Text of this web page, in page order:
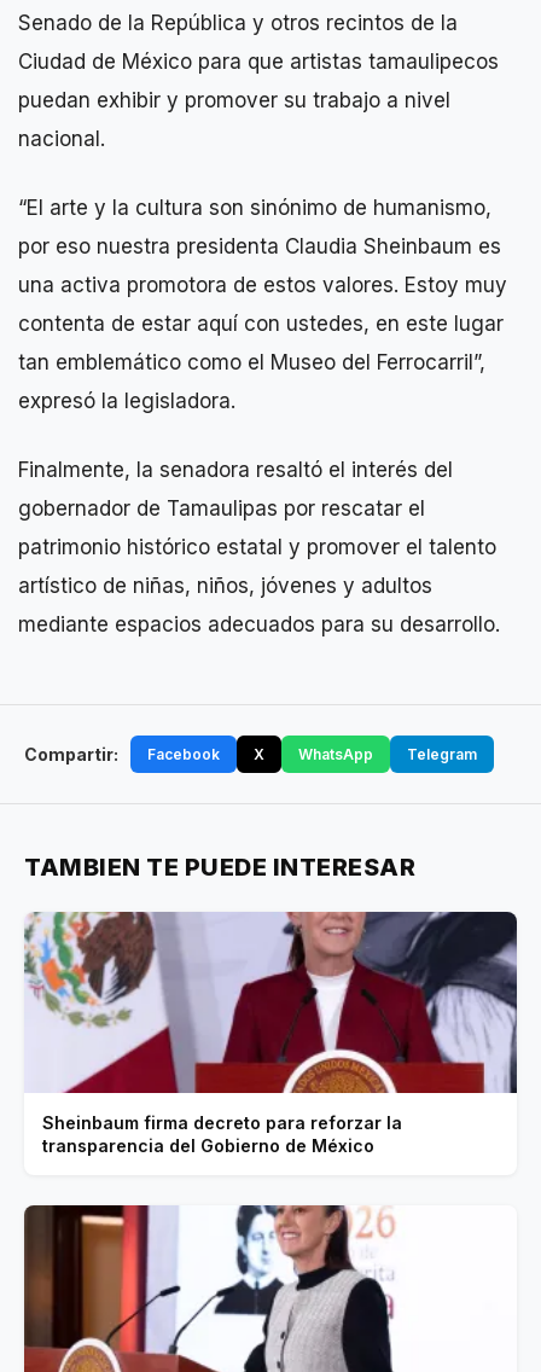
Senado de la República y otros recintos de la
Ciudad de México para que artistas tamaulipecos
puedan exhibir y promover su trabajo a nivel
nacional.
“El arte y la cultura son sinónimo de humanismo,
por eso nuestra presidenta Claudia Sheinbaum es
una activa promotora de estos valores. Estoy muy
contenta de estar aquí con ustedes, en este lugar
tan emblemático como el Museo del Ferrocarril”,
expresó la legisladora.
Finalmente, la senadora resaltó el interés del
gobernador de Tamaulipas por rescatar el
patrimonio histórico estatal y promover el talento
artístico de niñas, niños, jóvenes y adultos
mediante espacios adecuados para su desarrollo.
Compartir: Facebook X WhatsApp Telegram
TAMBIEN TE PUEDE INTERESAR
Sheinbaum firma decreto para reforzar la
transparencia del Gobierno de México